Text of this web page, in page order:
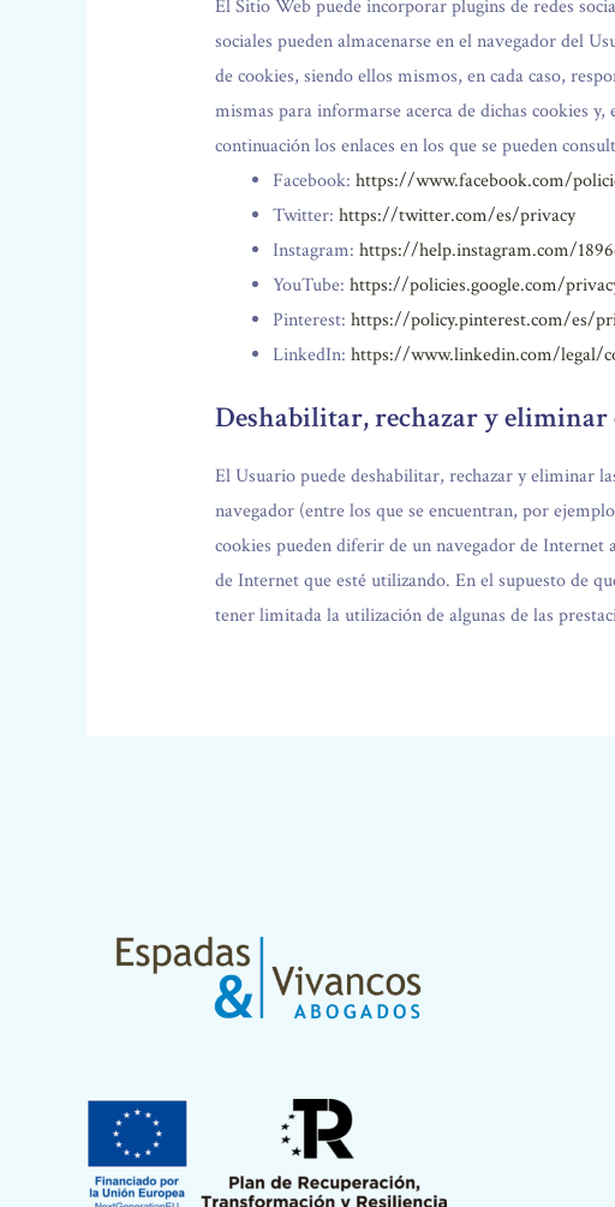
El Sitio Web puede incorporar plugins de redes
sociales pueden almacenarse en el navegador del
de cookies, siendo ellos mismos, en cada caso,
mismas para informarse acerca de dichas cookies
continuación los enlaces en los que se pueden
Facebook: https://www.facebook.com/
Twitter: https://twitter.com/es/privacy
Instagram: https://help.instagram.com/
YouTube: https://policies.google.com/
Pinterest: https://policy.pinterest.com/es/
LinkedIn: https://www.linkedin.com/legal/
Deshabilitar, rechazar y eliminar
El Usuario puede deshabilitar, rechazar y eliminar
navegador (entre los que se encuentran, por
cookies pueden diferir de un navegador de Internet
de Internet que esté utilizando. En el supuesto de
tener limitada la utilización de algunas de las